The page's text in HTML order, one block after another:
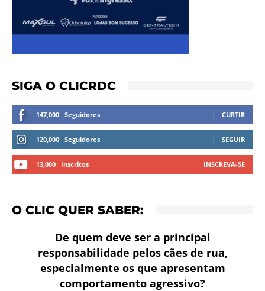
SIGA O CLICRDC
147,000 Seguidores CURTIR
120,000 Seguidores SEGUIR
13,000 Inscritos INSCREVA-SE
O CLIC QUER SABER:
De quem deve ser a principal
responsabilidade pelos cães de rua,
especialmente os que apresentam
comportamento agressivo?